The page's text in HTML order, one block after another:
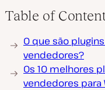
Table of
O que são
vendedores?
Os 10 melhores
vendedores para